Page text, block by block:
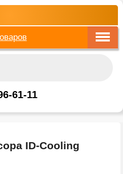
61-11
ID-Cooling